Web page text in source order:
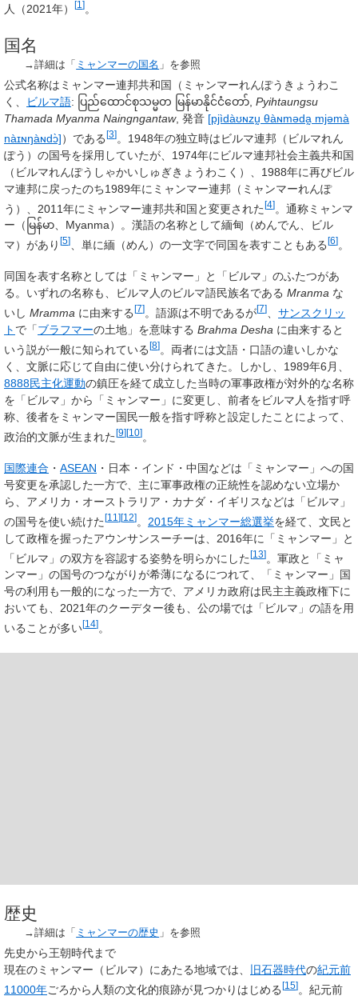
人（2021年） [1 ] 。
国名
→詳細は「 ミャンマーの国名 」を参照
公式名称は ミャンマー連邦共和国
（ミャンマーれんぽうきょうわこ
く、
ビルマ語: ပြည်ထောင်စုသမ္မတ မြန်မာနိုင်ငံတော် Pyihtaungsu
Thamada Myanma Naingngantaw, 発音 [pjìdàʊɴzṵ θàɴməda̰ mjəmà
nàɪɴŋàɴdɔ̀]）である[3]。1948年の独立時はビルマ連邦 （ビルマれん
ぽう）の国号を採用していたが、1974年に ビルマ連邦社会主義共和国
（ビルマれんぽうしゃかいしゅぎきょうわこく）、1988年に再びビル
マ連邦に戻ったのち1989年に ミャンマー連邦 （ミャンマーれんぽ
う）、2011年にミャンマー連邦共和国と変更された[4] 。通称ミャンマ
ー （ မြန်မာ 、Myanma）。漢語の名称として緬甸 （めんでん、ビル
マ）があり [5] 、単に緬 （めん）の一文字で同国を表すこともある [6] 。
同国を表す名称としては「ミャンマー」と「ビルマ」のふたつがあ
る。いずれの名称も、ビルマ人のビルマ語民族名である Mranma な
いし Mramma に由来する [7] 。語源は不明であるが[7]
サンスクリッ
ト で「ブラフマーの土地」を意味する Brahma Desha に由来すると
いう説が一般に知られている [8] 。両者には文語・口語の違いしかな
く、文脈に応じて自由に使い分けられてきた。しかし、1989年6月、
8888民主化運動の鎮圧を経て成立した当時の軍事政権が対外的な名称
を「ビルマ」から「ミャンマー」に変更し、前者をビルマ人を指す呼
称、後者をミャンマー国民一般を指す呼称と設定したことによって、
政治的文脈が生まれた[9][10]。
国際連合 ・ ASEAN ・日本・インド・中国などは「ミャンマー」への国
号変更を承認した一方で、主に軍事政権の正統性を認めない立場か
ら、アメリカ・オーストラリア・カナダ・イギリスなどは「ビルマ」
の国号を使い続けた[11 ][12]。 2015年ミャンマー総選挙を経て、文民と
して政権を握ったアウンサンスーチーは、2016年に「ミャンマー」と
「ビルマ」の双方を容認する姿勢を明らかにした[13]。軍政と「ミャ
ンマー」の国号のつながりが希薄になるにつれて、「ミャンマー」国
号の利用も一般的になった一方で、アメリカ政府は民主主義政権下に
おいても、2021年のクーデター後も、公の場では「ビルマ」の語を用
いることが多い[14] 。
歴史
→詳細は「 ミャンマーの歴史 」を参照
先史から王朝時代まで
現在のミャンマー（ビルマ）にあたる地域では、
旧石器時代の紀元前
11000年ごろから人類の文化的痕跡が見つかりはじめる [15] 。紀元前